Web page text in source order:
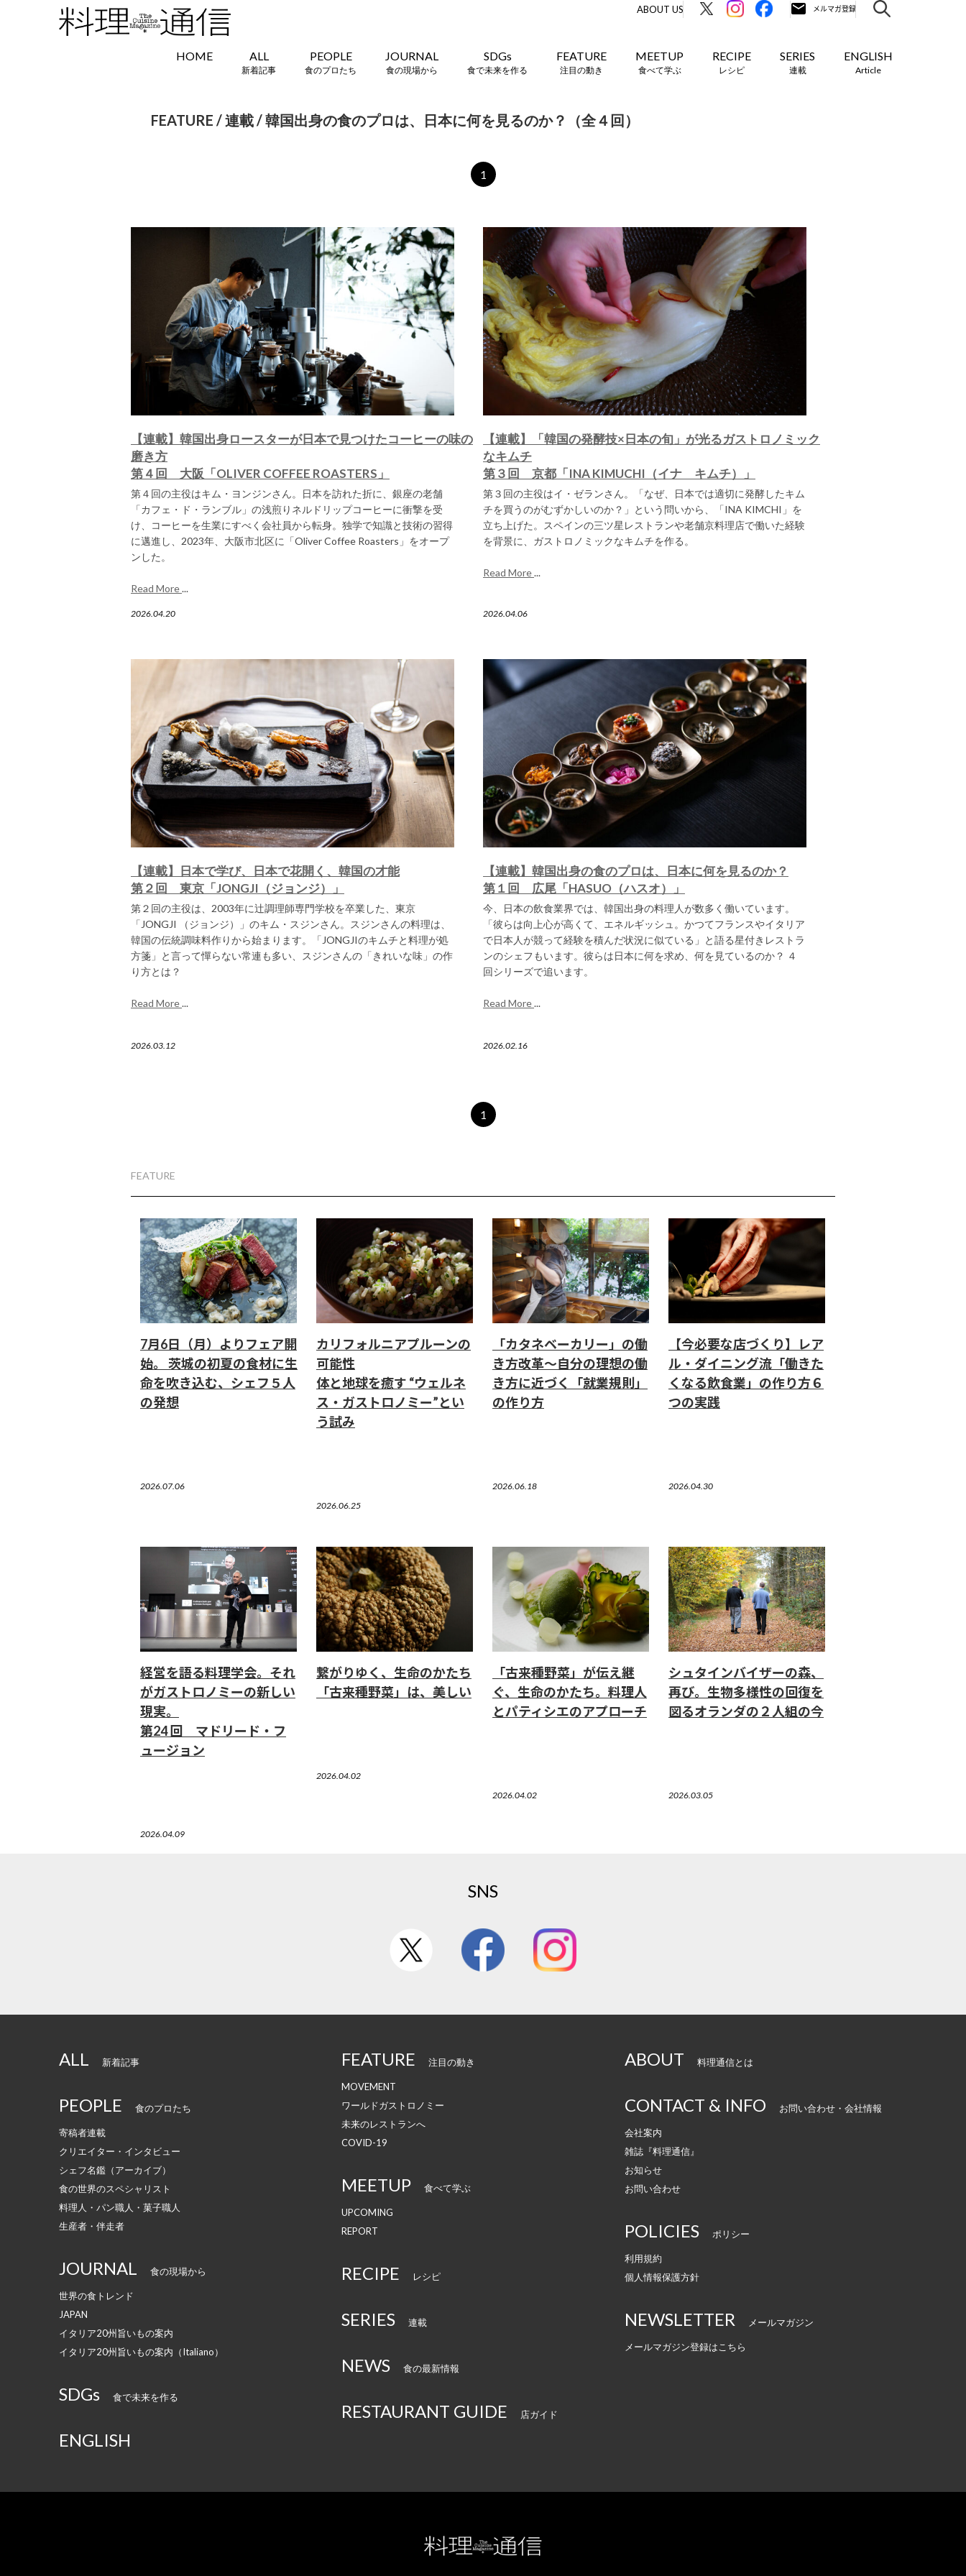
ABOUT US
HOME ALL
新着記事
PEOPLE
食のプロたち
JOURNAL
食の現場から
SDGs
食で未来を作る
FEATURE
注目の動き
MEETUP
食べて学ぶ
RECIPE
レシピ
SERIES
連載
ENGLISH
Article
FEATURE / 連載 / 韓国出身の食のプロは、日本に何を見るのか？（全４回）
1
【連載】韓国出身ロースターが日本で見つけたコーヒーの味の
磨き方
第４回 大阪「OLIVER COFFEE ROASTERS」
第４回の主役はキム・ヨンジンさん。日本を訪れた折に、銀座の老舗
「カフェ・ド・ランブル」の浅煎りネルドリップコーヒーに衝撃を受
け、コーヒーを生業にすべく会社員から転身。独学で知識と技術の習得
に邁進し、2023年、大阪市北区に「Oliver Coffee Roasters」をオープ
ンした。
Read More...
2026.04.20
【連載】「韓国の発酵技×日本の旬」が光るガストロノミック
なキムチ
第３回 京都「INA KIMUCHI（イナ キムチ）」
第３回の主役はイ・ゼランさん。「なぜ、日本では適切に発酵したキム
チを買うのがむずかしいのか？」という問いから、「INA KIMCHI」を
立ち上げた。スペインの三ツ星レストランや老舗京料理店で働いた経験
を背景に、ガストロノミックなキムチを作る。
Read More...
2026.04.06
【連載】日本で学び、日本で花開く、韓国の才能
第２回 東京「JONGJI（ジョンジ）」
第２回の主役は、2003年に辻調理師専門学校を卒業した、東京
「JONGJI （ジョンジ）」のキム・スジンさん。スジンさんの料理は、
韓国の伝統調味料作りから始まります。「JONGJIのキムチと料理が処
方箋」と言って憚らない常連も多い、スジンさんの「きれいな味」の作
り方とは？
Read More...
2026.03.12
【連載】韓国出身の食のプロは、日本に何を見るのか？
第１回 広尾「HASUO（ハスオ）」
今、日本の飲食業界では、韓国出身の料理人が数多く働いています。
「彼らは向上心が高くて、エネルギッシュ。かつてフランスやイタリア
で日本人が競って経験を積んだ状況に似ている」と語る星付きレストラ
ンのシェフもいます。彼らは日本に何を求め、何を見ているのか？ ４
回シリーズで追います。
Read More...
2026.02.16
1
FEATURE
7月6日（月）よりフェア開
始。 茨城の初夏の食材に生
命を吹き込む、シェフ５人
の発想
2026.07.06
カリフォルニアプルーンの
可能性
体と地球を癒す “ウェルネ
ス・ガストロノミー”とい
う試み
2026.06.25
「カタネベーカリー」の働
き方改革～自分の理想の働
き方に近づく「就業規則」
の作り方
2026.06.18
【今必要な店づくり】レア
ル・ダイニング流「働きた
くなる飲食業」の作り方６
つの実践
2026.04.30
経営を語る料理学会。それ
がガストロノミーの新しい
現実。
第24 回 マドリード・フ
ュージョン
2026.04.09
繋がりゆく、生命のかたち
「古来種野菜」は、美しい
2026.04.02
「古来種野菜」が伝え継
ぐ、生命のかたち。料理人
とパティシエのアプローチ
2026.04.02
シュタインバイザーの森、
再び。生物多様性の回復を
図るオランダの２人組の今
2026.03.05
SNS
ALL 新着記事
PEOPLE 食のプロたち
寄稿者連載
クリエイター・インタビュー
シェフ名鑑（アーカイブ）
食の世界のスペシャリスト
料理人・パン職人・菓子職人
生産者・伴走者
JOURNAL 食の現場から
世界の食トレンド
JAPAN
イタリア20州旨いもの案内
イタリア20州旨いもの案内（Italiano）
SDGs 食で未来を作る
ENGLISH
FEATURE 注目の動き
MOVEMENT
ワールドガストロノミー
未来のレストランへ
COVID-19
MEETUP 食べて学ぶ
UPCOMING
REPORT
RECIPE レシピ
SERIES 連載
NEWS 食の最新情報
RESTAURANT GUIDE 店ガイド
ABOUT 料理通信とは
CONTACT & INFO お問い合わせ・会社情報
会社案内
雑誌『料理通信』
お知らせ
お問い合わせ
POLICIES ポリシー
利用規約
個人情報保護方針
NEWSLETTER メールマガジン
メールマガジン登録はこちら